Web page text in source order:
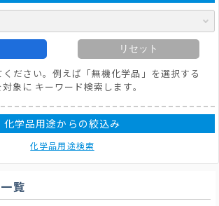
リセット
ください。例えば「無機化学品」を選択する
象に キーワード検索します。
化学品用途からの絞込み
化学品用途検索
覧